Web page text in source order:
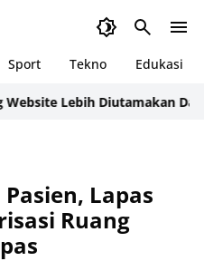
Sport Tekno Edukasi
Lebih Diutamakan
Lapas
Ruang